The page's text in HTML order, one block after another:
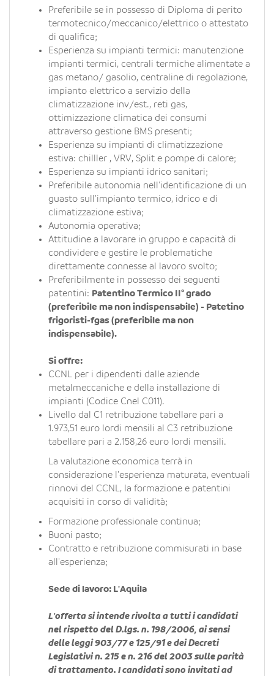
PT
Preferibile se in possesso di Diploma di perito
termotecnico/meccanico/elettrico o attestato
di qualifica;
Esperienza su impianti termici: manutenzione
impianti termici, centrali termiche alimentate a
gas metano/ gasolio, centraline di regolazione,
impianto elettrico a servizio della
climatizzazione inv/est., reti gas,
ottimizzazione climatica dei consumi
attraverso gestione BMS presenti;
Esperienza su impianti di climatizzazione
estiva: chilller , VRV, Split e pompe di calore;
Esperienza su impianti idrico sanitari;
Preferibile autonomia nell'identificazione di un
guasto sull'impianto termico, idrico e di
climatizzazione estiva;
Autonomia operativa;
Attitudine a lavorare in gruppo e capacità di
condividere e gestire le problematiche
direttamente connesse al lavoro svolto;
Preferibilmente in possesso dei seguenti
patentini: Patentino Termico II° grado
(preferibile ma non indispensabile) - Patetino
frigoristi-fgas (preferibile ma non
indispensabile).
Si offre:
CCNL per i dipendenti dalle aziende
metalmeccaniche e della installazione di
impianti (Codice Cnel C011).
Livello dal C1 retribuzione tabellare pari a
1.973,51 euro lordi mensili al C3 retribuzione
tabellare pari a 2.158,26 euro lordi mensili.
La valutazione economica terrà in
considerazione l'esperienza maturata, eventuali
rinnovi del CCNL, la formazione e patentini
acquisiti in corso di validità;
Formazione professionale continua;
Buoni pasto;
Contratto e retribuzione commisurati in base
all'esperienza;
Sede di lavoro: L'Aquila
L'offerta si intende rivolta a tutti i candidati
nel rispetto del D.lgs. n. 198/2006, ai sensi
delle leggi 903/77 e 125/91 e dei Decreti
Legislativi n. 215 e n. 216 del 2003 sulle parità
di trattamento. I candidati sono invitati ad